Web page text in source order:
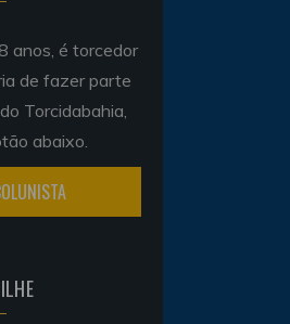
anos, é torcedor
de fazer parte
Torcidabahia,
abaixo.